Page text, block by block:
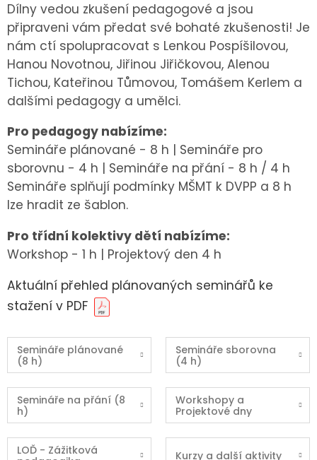
Dílny vedou zkušení pedagogové a jsou
připraveni vám předat své bohaté zkušenosti! Je
nám ctí spolupracovat s Lenkou Pospíšilovou,
Hanou Novotnou, Jiřinou Jiřičkovou, Alenou
Tichou, Kateřinou Tůmovou, Tomášem Kerlem a
dalšími pedagogy a umělci.
Pro pedagogy nabízíme:
Semináře plánované - 8 h
Semináře pro
sborovnu - 4 h
| Semináře na přání - 8 h / 4 h
Semináře splňují podmínky MŠMT k DVPP a 8 h
lze hradit ze šablon.
Pro třídní kolektivy dětí nabízíme:
Workshop - 1 h | Projektový den 4 h
Aktuální přehled plánovaných seminářů ke
stažení v PDF
Semináře plánované
(8 h)
Semináře sborovna
(4 h)
Semináře na přání (8
h)
Workshopy a
Projektové dny
LOĎ - Zážitková
Kurzy a další aktivity